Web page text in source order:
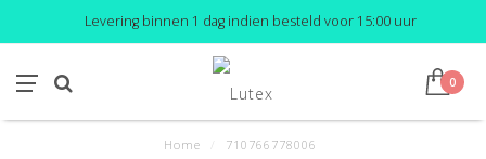
Levering binnen 1 dag indien besteld voor 15:00 uur
0
Home 710766778006